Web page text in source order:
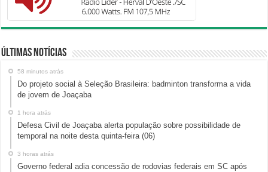
Últimas Notícias
58 minutos atrás
Do projeto social à Seleção Brasileira: badminton transforma a vida
de jovem de Joaçaba
1 hora atrás
Defesa Civil de Joaçaba alerta população sobre possibilidade de
temporal na noite desta quinta-feira (06)
3 horas atrás
Governo federal adia concessão de rodovias federais em SC após